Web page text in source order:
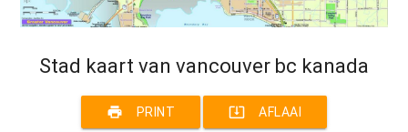
Stad kaart van vancouver bc kanada
print PRINT system_update_alt AFLAAI